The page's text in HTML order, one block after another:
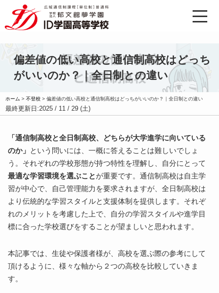
偏差値の低い高校と通信制高校はどっち
がいいのか？｜全日制との違い
ホーム >不登校 >偏差値の低い高校と通信制高校はどっちがいいのか？｜全日制との違い
最終更新日:2025 / 11 / 29 (土)
「通信制高校と全日制高校、どちらが大学進学に向いている
のか」
という問いには、一概に答えることは難しいでしょ
う。それぞれの学校形態が持つ特性を理解し、自分にとって
最適な学習環境を選ぶことが重要です。通信制高校は自主学
習が中心で、自己管理能力を要求されますが、全日制高校は
より伝統的な学習スタイルと支援体制を提供します。それぞ
れのメリットを考慮した上で、自分の学習スタイルや進学目
標に合った学校選びをすることが望ましいと思われます。
本記事では、生徒や保護者様が、高校を選ぶ際の参考にして
頂けるように、様々な軸から２つの高校を比較していきま
す。